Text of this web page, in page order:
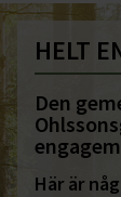
HELT
Den
Här är